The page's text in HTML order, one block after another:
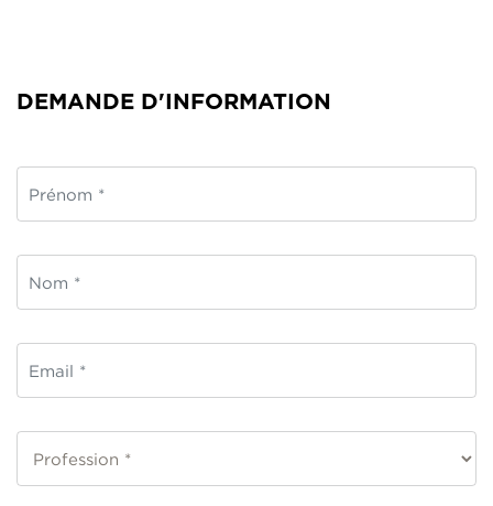
DEMANDE D'INFORMATION